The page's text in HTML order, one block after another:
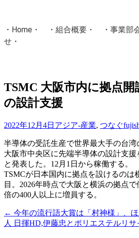
・ Home ・ ・ 組合概要 ・ ・ 事業部
せ ・
国土交通省・経済産業省・農林水産省
TSMC 大阪市内に拠点開
の設計支援
2022年12月4日 アジア-産業, つなぐ
半導体の受託生産で世界最大手の台湾
大阪市中央区に先端半導体の設計支
と発表した。12月1日から稼働する。
TSMCが日本国内に拠点を設けるのは
目。2026年時点で大阪と横浜の拠点
倍の400人以上に増員する。
投
稿
← 今年の流行語大賞は「村神様」、
人 日揮HD,伊藤忠とポリエステルリサ